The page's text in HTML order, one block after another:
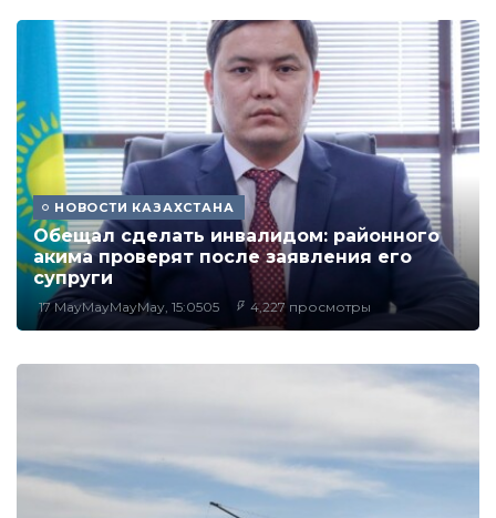
НОВОСТИ КАЗАХСТАНА
Обещал сделать инвалидом: районного
акима проверят после заявления его
супруги
17 MayMayMayMay, 15:0505 4,227 просмотры